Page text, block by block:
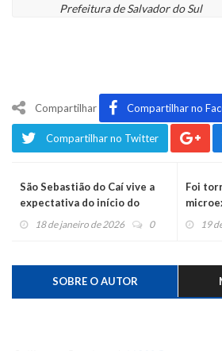
Prefeitura de Salvador do Sul
Compartilhar Compartilhar no
Compartilhar no Twitter
São Sebastião do Caí vive a
expectativa do início do
desassoreamento
18 de janeiro de 2026 0
Foi
19
SOBRE O AUTOR